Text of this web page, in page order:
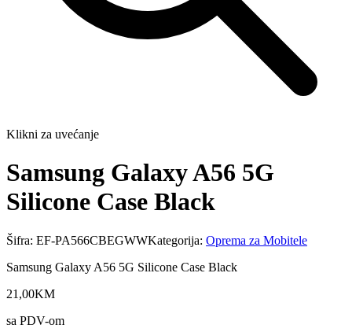
Klikni za uvećanje
Samsung Galaxy A56 5G
Silicone Case Black
Šifra: EF-PA566CBEGWWKategorija: Oprema za Mobitele
Samsung Galaxy A56 5G Silicone Case Black
21 ,00KM
sa PDV-om